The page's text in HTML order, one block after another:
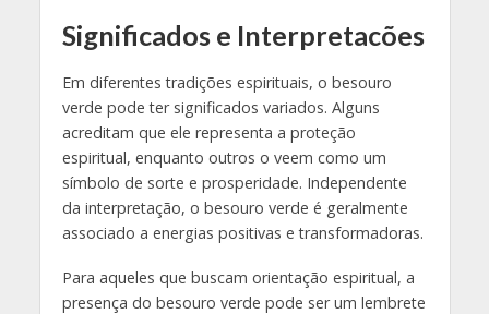
Significados e Interpretacões
Em diferentes tradições espirituais, o besouro
verde pode ter significados variados. Alguns
acreditam que ele representa a proteção
espiritual, enquanto outros o veem como um
símbolo de sorte e prosperidade. Independente
da interpretação, o besouro verde é geralmente
associado a energias positivas e transformadoras.
Para aqueles que buscam orientação espiritual, a
presença do besouro verde pode ser um lembrete